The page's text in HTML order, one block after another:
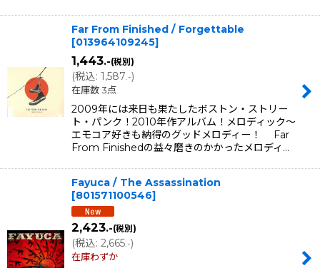
Far From Finished / Forgettable
[013964109245]
1,443.-(税別)
(税込: 1,587.-)
在庫数 3点
2009年には来日も果たしたボストン・ストリー
ト・パンク！2010年作アルバム！メロディック〜
エモコア好きも納得のグッドメロディー！ Far
From Finishedの益々磨きのかかったメロディ…
Fayuca / The Assassination
[801571100546]
2,423.-(税別)
(税込: 2,665 .-)
在庫わずか